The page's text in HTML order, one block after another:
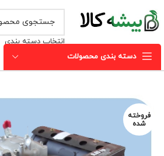
انتخاب دسته بندی
دسته بندی محصولات
فروخته
شده